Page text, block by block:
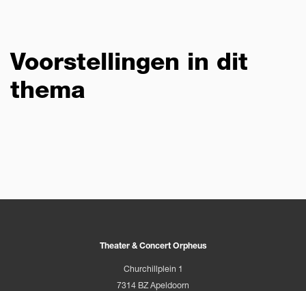
Voorstellingen in dit
thema
Theater & Concert Orpheus
Churchillplein 1
7314 BZ Apeldoorn